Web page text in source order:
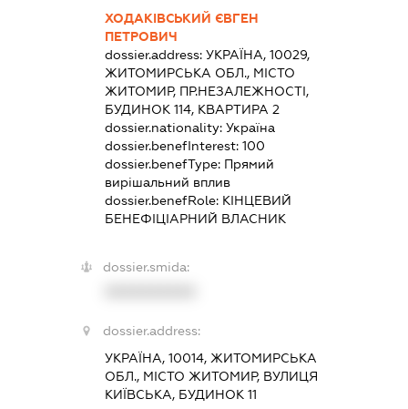
ХОДАКІВСЬКИЙ ЄВГЕН
ПЕТРОВИЧ
dossier.address: УКРАЇНА, 10029,
ЖИТОМИРСЬКА ОБЛ., МІСТО
ЖИТОМИР, ПР.НЕЗАЛЕЖНОСТІ,
БУДИНОК 114, КВАРТИРА 2
dossier.nationality: Україна
dossier.benefInterest: 100
dossier.benefType: Прямий
вирішальний вплив
dossier.benefRole: КІНЦЕВИЙ
БЕНЕФІЦІАРНИЙ ВЛАСНИК
dossier.smida:
dossier.address:
УКРАЇНА, 10014, ЖИТОМИРСЬКА
ОБЛ., МІСТО ЖИТОМИР, ВУЛИЦЯ
КИЇВСЬКА, БУДИНОК 11